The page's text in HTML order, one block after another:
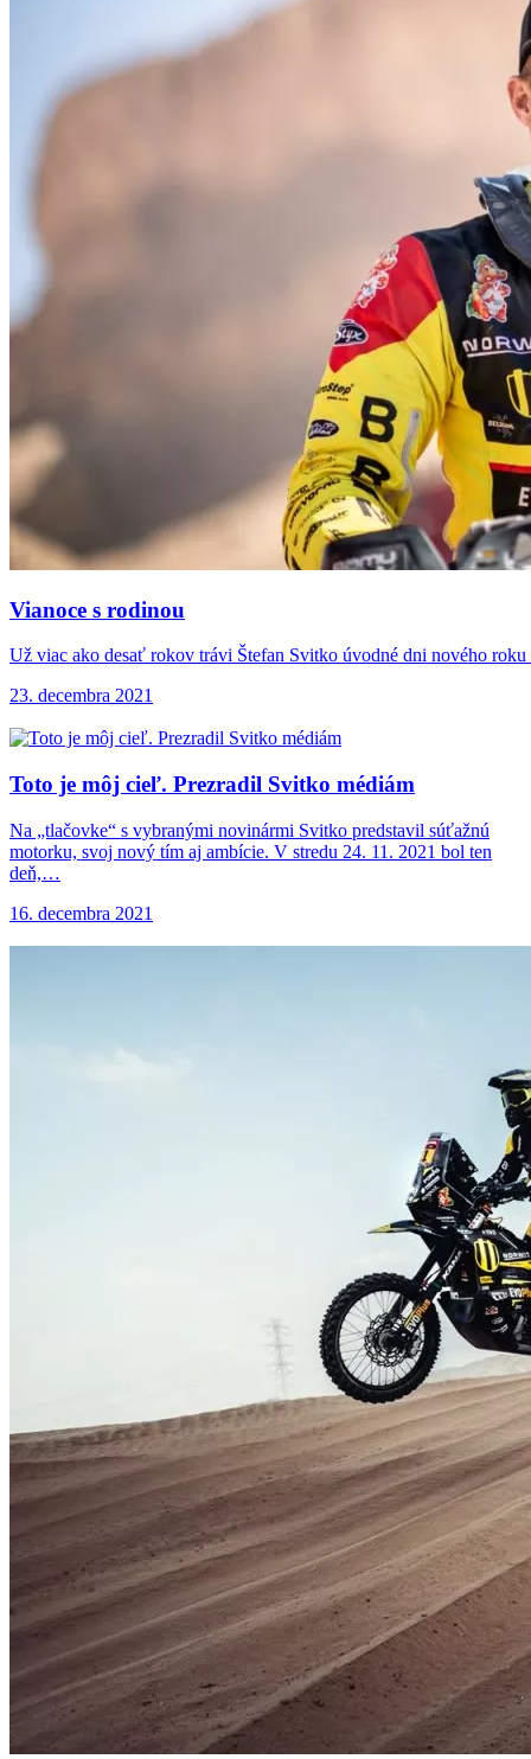
Vianoce s rodinou
Už viac ako desať rokov trávi Štefan Svitko úvodné dni nového
23. decembra 2021
Toto je môj cieľ. Prezradil Svitko médiám
Na „tlačovke“ s vybranými novinármi Svitko predstavil súťažnú
motorku, svoj nový tím aj ambície. V stredu 24. 11. 2021 bol ten
deň,…
16. decembra 2021